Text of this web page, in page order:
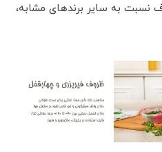
نسبت به سایر برندهای مشابه،